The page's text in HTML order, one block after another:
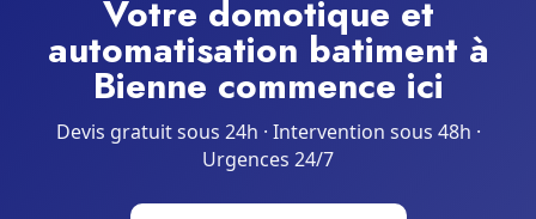
Votre domotique et
automatisation batiment à
Bienne commence ici
Devis gratuit sous 24h · Intervention sous 48h ·
Urgences 24/7